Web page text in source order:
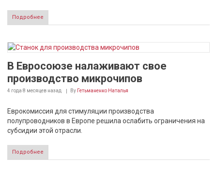
Подробнее
В Евросоюзе налаживают свое
производство микрочипов
4 года 8 месяцев назад By Гетьманенко Наталья
Еврокомиссия для стимуляции производства
полупроводников в Европе решила ослабить ограничения на
субсидии этой отрасли.
Подробнее